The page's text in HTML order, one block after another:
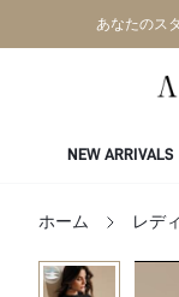
あなたのス
NEW ARRIVALS
ホーム レデ